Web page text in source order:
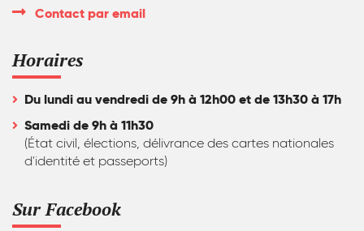
Contact par email
Horaires
Du lundi au vendredi de 9h à 12h00 et de 13h30 à 17h
Samedi de 9h à 11h30
(État civil, élections, délivrance des cartes nationales
d'identité et passeports)
Sur Facebook